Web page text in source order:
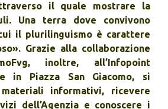
il quale mostrare la
Una terra dove convivono
il plurilinguismo è carattere
Grazie alla collaborazione
inoltre, all’Infopoint
in Piazza San Giacomo, si
informativi, ricevere
dell’Agenzia e conoscere i